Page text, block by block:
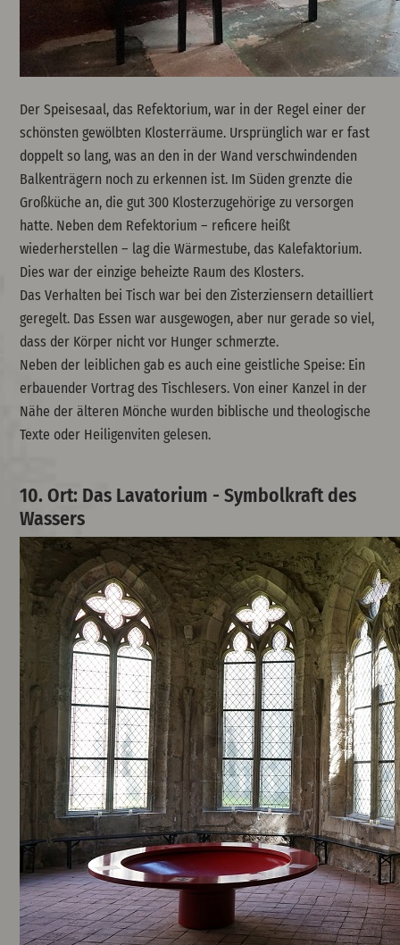
Der Speisesaal, das Refektorium, war in der Regel einer der
schönsten gewölbten Klosterräume. Ursprünglich war er fast
doppelt so lang, was an den in der Wand verschwindenden
Balkenträgern noch zu erkennen ist. Im Süden grenzte die
Großküche an, die gut 300 Klosterzugehörige zu versorgen
hatte. Neben dem Refektorium – reficere heißt
wiederherstellen – lag die Wärmestube, das Kalefaktorium.
Dies war der einzige beheizte Raum des Klosters.
Das Verhalten bei Tisch war bei den Zisterziensern detailliert
geregelt. Das Essen war ausgewogen, aber nur gerade so viel,
dass der Körper nicht vor Hunger schmerzte.
Neben der leiblichen gab es auch eine geistliche Speise: Ein
erbauender Vortrag des Tischlesers. Von einer Kanzel in der
Nähe der älteren Mönche wurden biblische und theologische
Texte oder Heiligenviten gelesen.
10. Ort: Das Lavatorium - Symbolkraft des
Wassers